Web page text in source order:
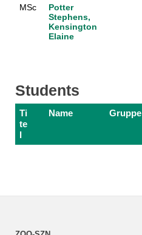
MSc
Potter
Stephens,
Kensington
Elaine
Students
Ti
te
l
Name Gruppe